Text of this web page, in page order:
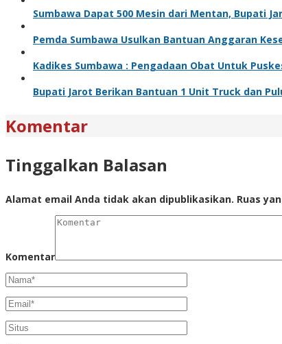
Sumbawa Dapat 500 Mesin dari Mentan, Bupati
Pemda Sumbawa Usulkan Bantuan Anggaran
Kadikes Sumbawa : Pengadaan Obat Untuk
Bupati Jarot Berikan Bantuan 1 Unit Truck dan
Komentar
Tinggalkan Balasan
Alamat email Anda tidak akan dipublikasikan. Ruas
Komentar